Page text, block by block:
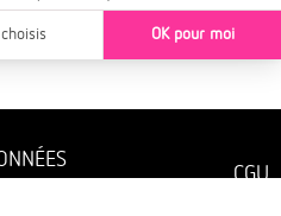
CGU